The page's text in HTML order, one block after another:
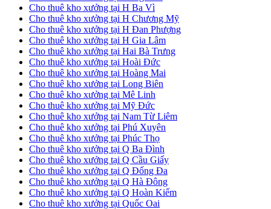
Cho thuê kho xưởng tại H Ba Vì
Cho thuê kho xưởng tại H Chương Mỹ
Cho thuê kho xưởng tại H Đan Phượng
Cho thuê kho xưởng tại H Gia Lâm
Cho thuê kho xưởng tại Hai Bà Trưng
Cho thuê kho xưởng tại Hoài Đức
Cho thuê kho xưởng tại Hoàng Mai
Cho thuê kho xưởng tại Long Biên
Cho thuê kho xưởng tại Mê Linh
Cho thuê kho xưởng tại Mỹ Đức
Cho thuê kho xưởng tại Nam Từ Liêm
Cho thuê kho xưởng tại Phú Xuyên
Cho thuê kho xưởng tại Phúc Thọ
Cho thuê kho xưởng tại Q Ba Đình
Cho thuê kho xưởng tại Q Cầu Giấy
Cho thuê kho xưởng tại Q Đống Đa
Cho thuê kho xưởng tại Q Hà Đông
Cho thuê kho xưởng tại Q Hoàn Kiếm
Cho thuê kho xưởng tại Quốc Oai